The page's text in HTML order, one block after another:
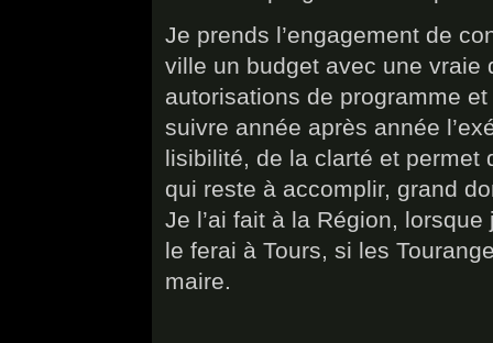
Je prends l’engagement de
ville un budget avec une vraie
autorisations de programme
suivre année après année
lisibilité, de la clarté et permet
qui reste à accomplir, grand
Je l’ai fait à la Région,
le ferai à Tours, si les
maire.